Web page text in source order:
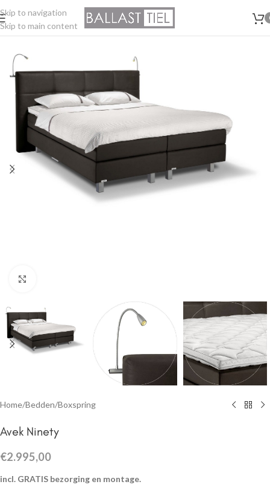
Skip to navigation
Skip to main content
Home/Bedden/Boxspring
Avek Ninety
€2.995,00
incl. GRATIS bezorging en montage.